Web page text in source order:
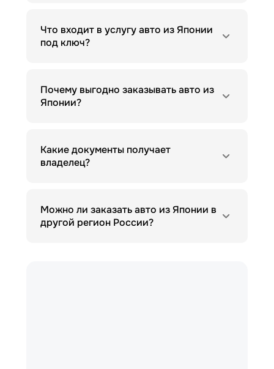
Что входит в услугу авто из Японии
под ключ?
Почему выгодно заказывать авто из
Японии?
Какие документы получает
владелец?
Можно ли заказать авто из Японии в
другой регион России?